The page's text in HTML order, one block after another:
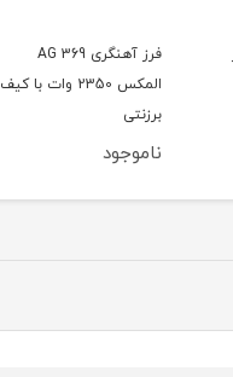
فرز آهنگری AG 369
المکس 2350 وات با کیف
برزنتی
ناموجود